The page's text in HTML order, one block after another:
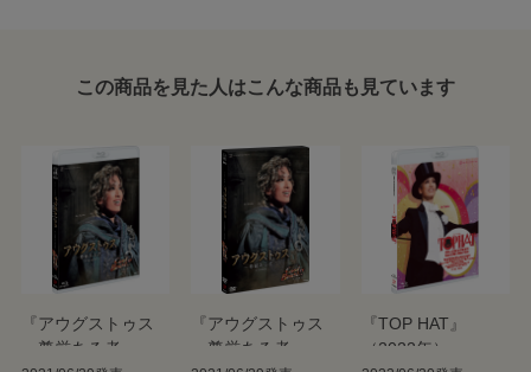
この商品を見た人はこんな商品も見ています
『アウグストゥス
―尊厳ある者―』
『アウグストゥス
―尊厳ある者―』
『TOP HAT』
（2022年）